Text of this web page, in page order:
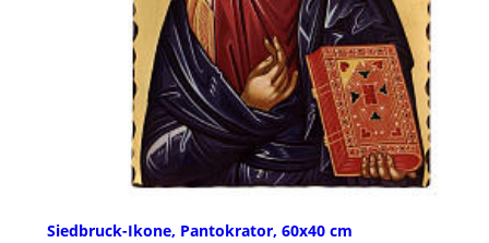
Siedbruck-Ikone, Pantokrator, 60x40 cm